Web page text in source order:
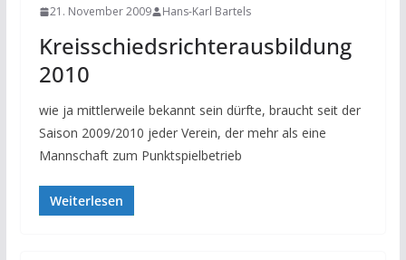
21. November 2009 Hans-Karl Bartels
Kreisschiedsrichterausbildung
2010
wie ja mittlerweile bekannt sein dürfte, braucht seit der
Saison 2009/2010 jeder Verein, der mehr als eine
Mannschaft zum Punktspielbetrieb
Weiterlesen